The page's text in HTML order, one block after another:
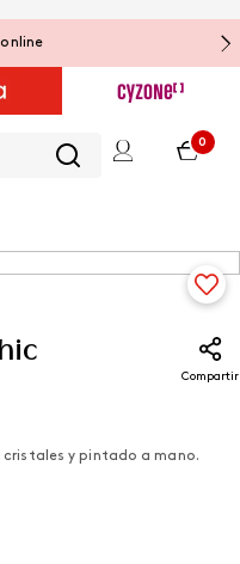
0
Compartir
cristales y pintado a mano.